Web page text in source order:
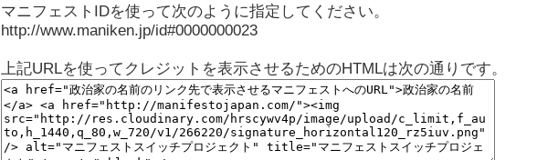
マニフェストIDを使って次のように指定してください。
http://www.maniken.jp/id#0000000023
上記URLを使ってクレジットを表示させるためのHTMLは次の通りです。